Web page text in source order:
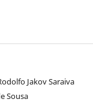
Jakov Saraiva
Sousa